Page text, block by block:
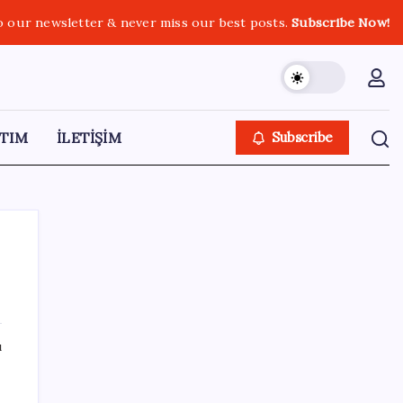
our newsletter & never miss our best posts.Subscribe Now!
İLETİŞİM Subscribe